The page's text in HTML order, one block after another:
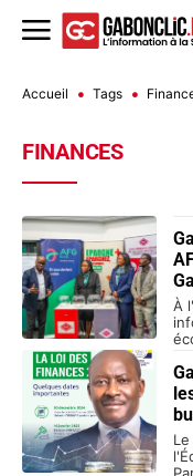
Accueil Tags
FINANCES
À